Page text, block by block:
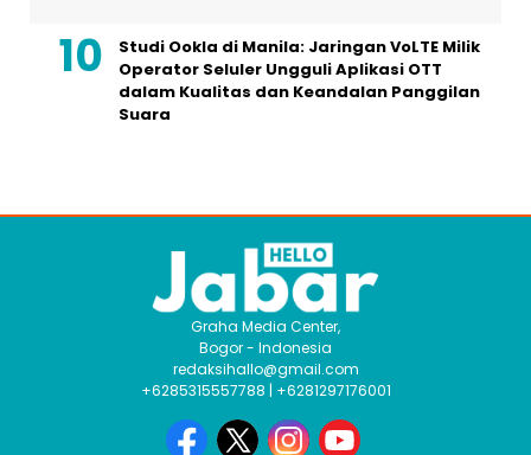
Studi Ookla di Manila: Jaringan VoLTE Milik
Operator Seluler Ungguli Aplikasi OTT
dalam Kualitas dan Keandalan Panggilan
Suara
Graha Media Center,
Bogor - Indonesia
redaksihallo@gmail.com
+6285315557788 | +6281297176001